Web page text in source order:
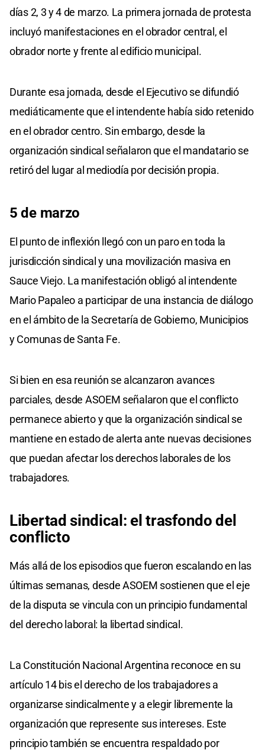
días 2, 3 y 4 de marzo. La primera jornada de protesta
incluyó manifestaciones en el obrador central, el
obrador norte y frente al edificio municipal.
Durante esa jornada, desde el Ejecutivo se difundió
mediáticamente que el intendente había sido retenido
en el obrador centro. Sin embargo, desde la
organización sindical señalaron que el mandatario se
retiró del lugar al mediodía por decisión propia.
5 de marzo
El punto de inflexión llegó con un paro en toda la
jurisdicción sindical y una movilización masiva en
Sauce Viejo. La manifestación obligó al intendente
Mario Papaleo a participar de una instancia de diálogo
en el ámbito de la Secretaría de Gobierno, Municipios
y Comunas de Santa Fe.
Si bien en esa reunión se alcanzaron avances
parciales, desde ASOEM señalaron que el conflicto
permanece abierto y que la organización sindical se
mantiene en estado de alerta ante nuevas decisiones
que puedan afectar los derechos laborales de los
trabajadores.
Libertad sindical: el trasfondo del
conflicto
Más allá de los episodios que fueron escalando en las
últimas semanas, desde ASOEM sostienen que el eje
de la disputa se vincula con un principio fundamental
del derecho laboral: la libertad sindical.
La Constitución Nacional Argentina reconoce en su
artículo 14 bis el derecho de los trabajadores a
organizarse sindicalmente y a elegir libremente la
organización que represente sus intereses. Este
principio también se encuentra respaldado por